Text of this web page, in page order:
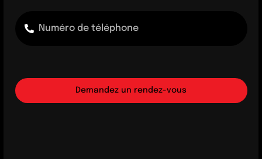
Demandez un rendez-vous